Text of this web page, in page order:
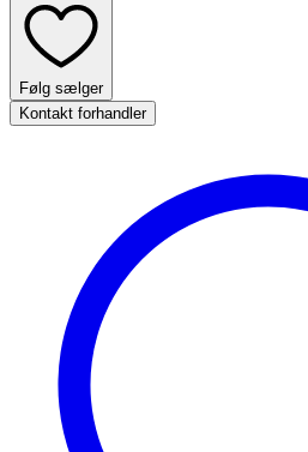
Følg sælger
Kontakt forhandler